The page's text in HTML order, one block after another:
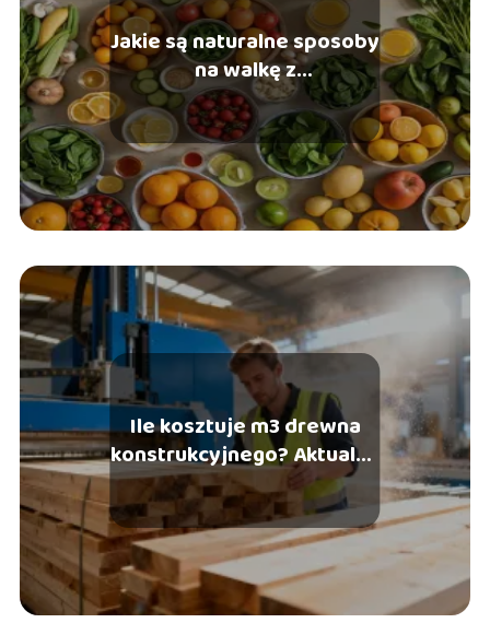
Jakie są naturalne sposoby
na walkę z
przeziębieniem?
Ile kosztuje m3 drewna
konstrukcyjnego? Aktualne
ceny i czynniki